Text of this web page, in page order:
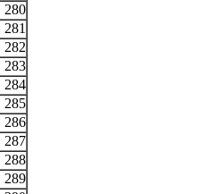
280
281
282
283
284
285
286
287
288
289